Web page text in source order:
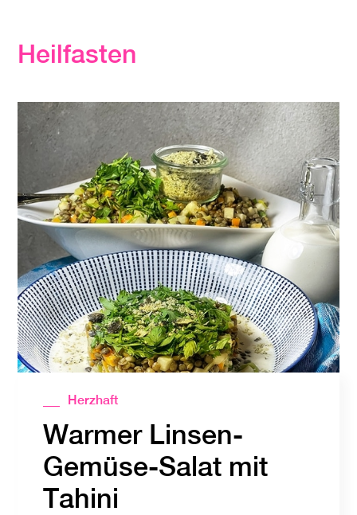
Heilfasten
Herzhaft
Warmer Linsen-
Gemüse-Salat mit
Tahini